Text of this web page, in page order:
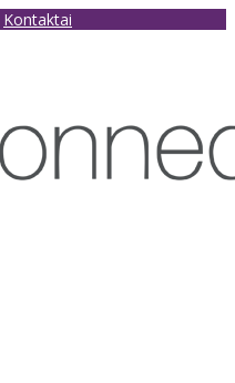
Kontaktai